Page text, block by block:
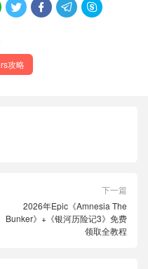
   
攻略
下一篇
2026年Epic《Amnesia The
Bunker》+《银河历险记3》免费
领取全教程